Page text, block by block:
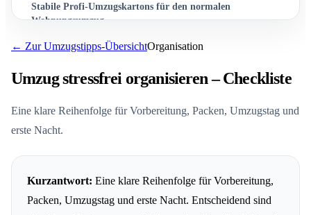
Stabile Profi-Umzugskartons für den normalen
Wohnungsumzug
FAQ: Umzug Stressfrei Organisieren Checkliste
← Zur Umzugstipps-ÜbersichtOrganisation
Umzug stressfrei organisieren – Checkliste
Eine klare Reihenfolge für Vorbereitung, Packen, Umzugstag und
erste Nacht.
Kurzantwort: Eine klare Reihenfolge für Vorbereitung,
Packen, Umzugstag und erste Nacht. Entscheidend sind